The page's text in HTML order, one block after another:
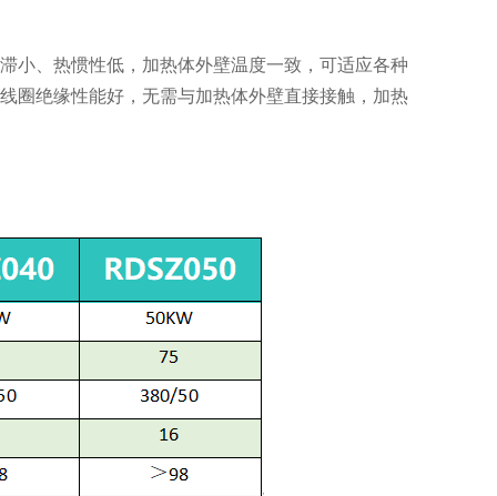
小、热惯性低，加热体外壁温度一致，可适应各种
圈绝缘性能好，无需与加热体外壁直接接触，加热